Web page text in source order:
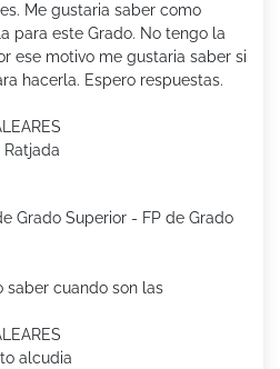
Me gustaria saber como
para este Grado. No tengo la
ese motivo me gustaria saber si
hacerla. Espero respuestas.
Ratjada
Grado Superior - FP de Grado
saber cuando son las
alcudia